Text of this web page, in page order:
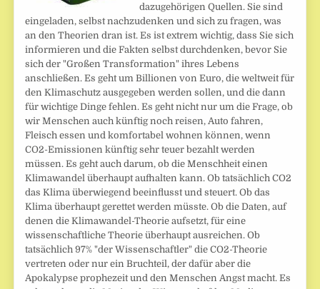
dazugehörigen Quellen. Sie sind
eingeladen, selbst nachzudenken und sich zu fragen, was
an den Theorien dran ist. Es ist extrem wichtig, dass Sie sich
informieren und die Fakten selbst durchdenken, bevor Sie
sich der "Großen Transformation" ihres Lebens
anschließen. Es geht um Billionen von Euro, die weltweit für
den Klimaschutz ausgegeben werden sollen, und die dann
für wichtige Dinge fehlen. Es geht nicht nur um die Frage, ob
wir Menschen auch künftig noch reisen, Auto fahren,
Fleisch essen und komfortabel wohnen können, wenn
CO2-Emissionen künftig sehr teuer bezahlt werden
müssen. Es geht auch darum, ob die Menschheit einen
Klimawandel überhaupt aufhalten kann. Ob tatsächlich CO2
das Klima überwiegend beeinflusst und steuert. Ob das
Klima überhaupt gerettet werden müsste. Ob die Daten, auf
denen die Klimawandel-Theorie aufsetzt, für eine
wissenschaftliche Theorie überhaupt ausreichen. Ob
tatsächlich 97% "der Wissenschaftler" die CO2-Theorie
vertreten oder nur ein Bruchteil, der dafür aber die
Apokalypse prophezeit und den Menschen Angst macht. Es